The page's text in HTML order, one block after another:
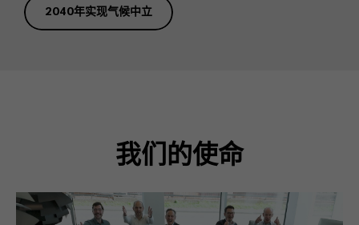
2040年实现气候中立
我们的使命